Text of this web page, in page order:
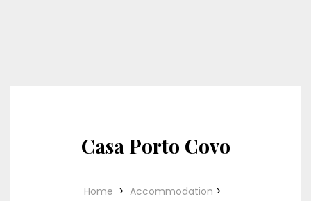
Casa Porto Covo
Home > Accommodation >